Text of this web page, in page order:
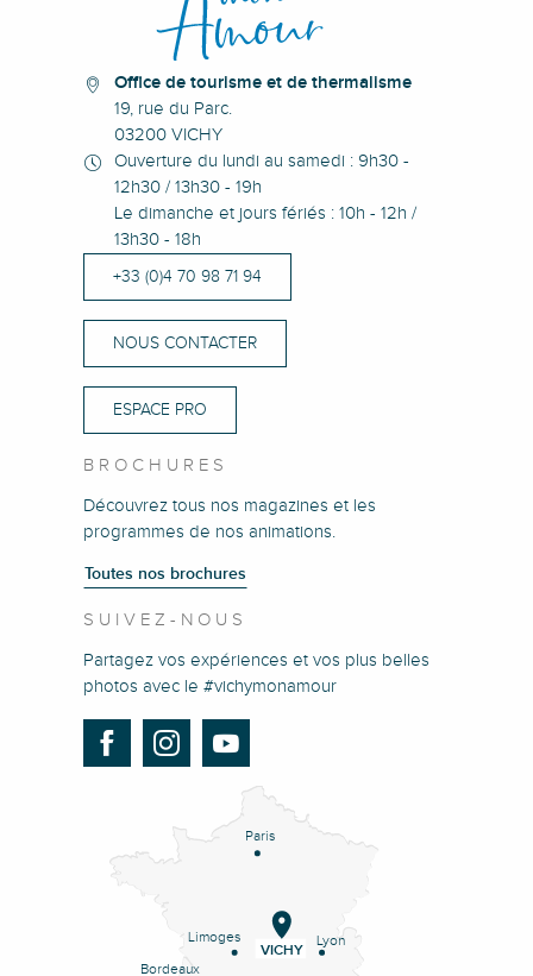
Francis Chigot à Vichy
Office de tourisme et de thermalisme
19, rue du Parc.
03200 VICHY
Ouverture du lundi au samedi : 9h30 -
12h30 / 13h30 - 19h
Le dimanche et jours fériés : 10h - 12h /
13h30 - 18h
+33 (0)4 70 98 71 94
NOUS CONTACTER
ESPACE PRO
BROCHURES
Découvrez tous nos magazines et les
programmes de nos animations.
Toutes nos brochures
SUIVEZ-NOUS
Partagez vos expériences et vos plus belles
photos avec le #vichymonamour
Paris
Lyon
Limoges
Bordeaux
VICHY